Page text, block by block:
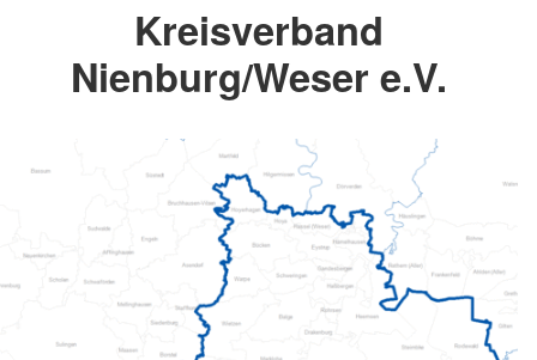
Kreisverband
Nienburg/Weser e.V.